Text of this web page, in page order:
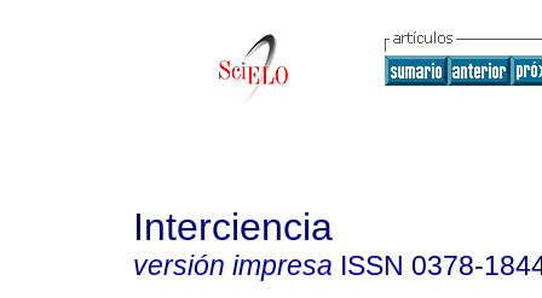
Interciencia
versión impresa ISSN 0378-